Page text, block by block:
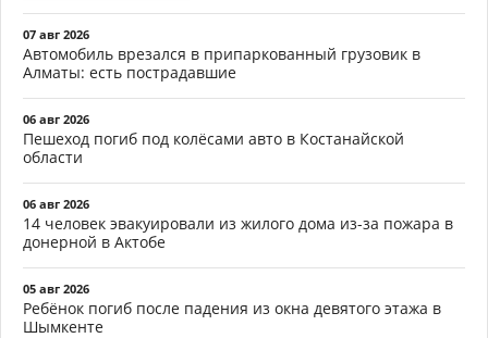
07 авг 2026
Автомобиль врезался в припаркованный грузовик в
Алматы: есть пострадавшие
06 авг 2026
Пешеход погиб под колёсами авто в Костанайской
области
06 авг 2026
14 человек эвакуировали из жилого дома из-за пожара в
донерной в Актобе
05 авг 2026
Ребёнок погиб после падения из окна девятого этажа в
Шымкенте